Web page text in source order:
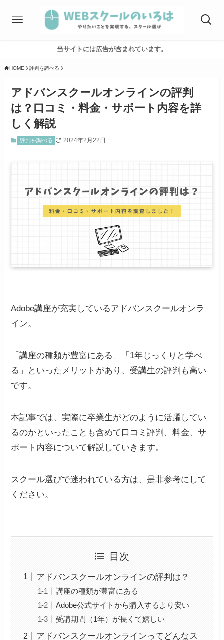
当サイトには広告が含まれています。
HOME 評判を調べる
アドバンスクールオンラインの評判
は？口コミ・料金・サポート内容を詳
しく解説
評判を調べる 2024年2月22日
Adobe講座が充実しているアドバンスクールオンラ
イン。
「講座の種類が豊富にある」「1年じっくりと学べ
る」といったメリットがあり、受講生の評判も高い
です。
本記事では、実際に卒業生がどのように活躍してい
るのかといったことも含めて口コミ評判、料金、サ
ポート内容について解説していきます。
スクール選びで迷われている方は、是非参考にして
ください。
目次
アドバンスクールオンラインの評判は？
講座の種類が豊富にある
Adobe公式サイトから購入するより安い
受講期間（1年）が長くて嬉しい
アドバンスクールオンラインってどんなス